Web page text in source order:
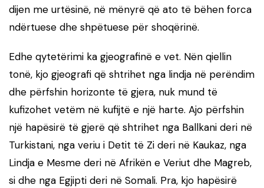
dijen me urtësinë, në mënyrë që ato të bëhen forca
ndërtuese dhe shpëtuese për shoqërinë.
Edhe qytetërimi ka gjeografinë e vet. Nën qiellin
tonë, kjo gjeografi që shtrihet nga lindja në perëndim
dhe përfshin horizonte të gjera, nuk mund të
kufizohet vetëm në kufijtë e një harte. Ajo përfshin
një hapësirë të gjerë që shtrihet nga Ballkani deri në
Turkistani, nga veriu i Detit të Zi deri në Kaukaz, nga
Lindja e Mesme deri në Afrikën e Veriut dhe Magreb,
si dhe nga Egjipti deri në Somali. Pra, kjo hapësirë